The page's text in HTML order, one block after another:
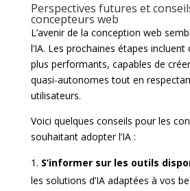
Perspectives futures et
concepteurs web
L’avenir de la conception web
l’IA. Les prochaines étapes
plus performants, capables de
quasi-autonomes tout en
utilisateurs.
Voici quelques conseils pour les
souhaitant adopter l’IA :
S’informer sur les outils
les solutions d’IA adaptées à vos